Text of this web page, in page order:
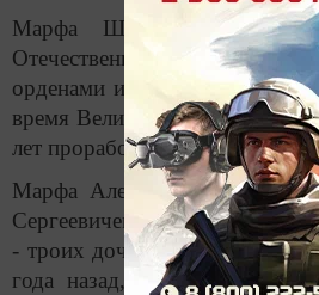
Марфа Шилова - вдова
Отечественной войны,
орденами и медалями за
время Великой
лет проработала в системе
Марфа Александровна
Сергеевичем воспитала и
- троих дочерей и троих
года назад, сегодня